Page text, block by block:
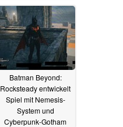
Batman Beyond:
Rocksteady entwickelt
Spiel mit Nemesis-
System und
Cyberpunk-Gotham